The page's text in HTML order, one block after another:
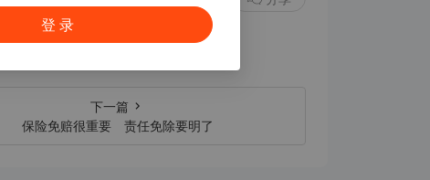
下一篇
保险免赔很重要 责任免除要明了
登 录